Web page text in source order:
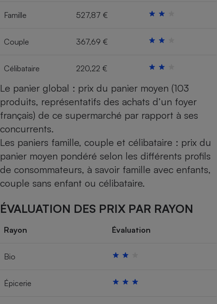
Famille 527,87 €
Couple 367,69 €
Célibataire 220,22 €
Le panier global : prix du panier moyen (103
produits, représentatifs des achats d’un foyer
français) de ce supermarché par rapport à ses
concurrents.
Les paniers famille, couple et célibataire : prix du
panier moyen pondéré selon les différents profils
de consommateurs, à savoir famille avec enfants,
couple sans enfant ou célibataire.
ÉVALUATION DES PRIX PAR RAYON
Rayon Évaluation
Bio
Épicerie